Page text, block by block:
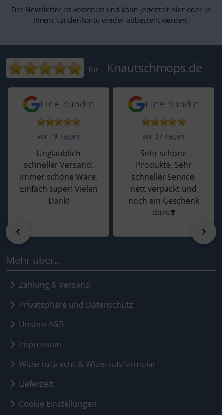
Der Newsletter ist kostenlos und kann jederzeit hier oder in
Ihrem Kundenkonto wieder abbestellt werden.
Bewertungen für Knautschmops.de:
für Knautschmops.de
5 von 5 Sternen von einer Kundin vor
Eine Kundin
vor 19 Tagen
Unglaublich
schneller Versand.
Immer schöne Ware.
Einfach super! Vielen
Dank!
5 von 5 Sternen
Eine Kundin
vor 37 Tagen
Sehr schöne
Produkte, Sehr
schneller Service,
nett verpackt und
noch ein Geschenk
dazu❣️
vor
Mehr über...
Zahlung & Versand
Privatsphäre und Datenschutz
Unsere AGB
Impressum
Widerrufsrecht & Widerrufsformular
Lieferzeit
Cookie Einstellungen